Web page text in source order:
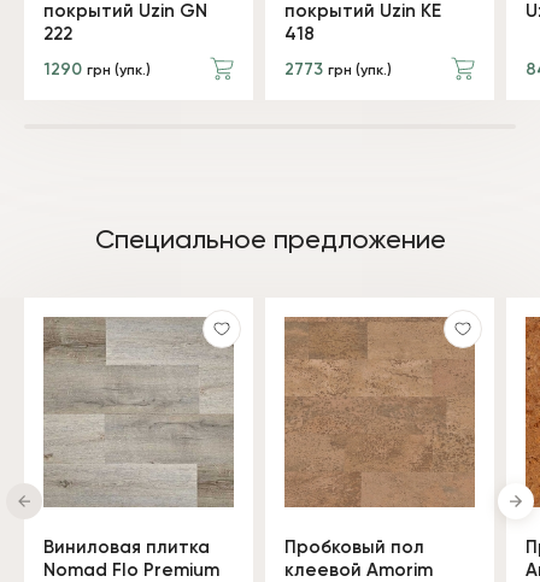
покрытий Uzin GN
222
1290 грн (упк.)
покрытий Uzin KE
418
2773 грн (упк.)
Специальное предложение
Виниловая плитка
Nomad Flo Premium
Пробковый пол
клеевой Amorim